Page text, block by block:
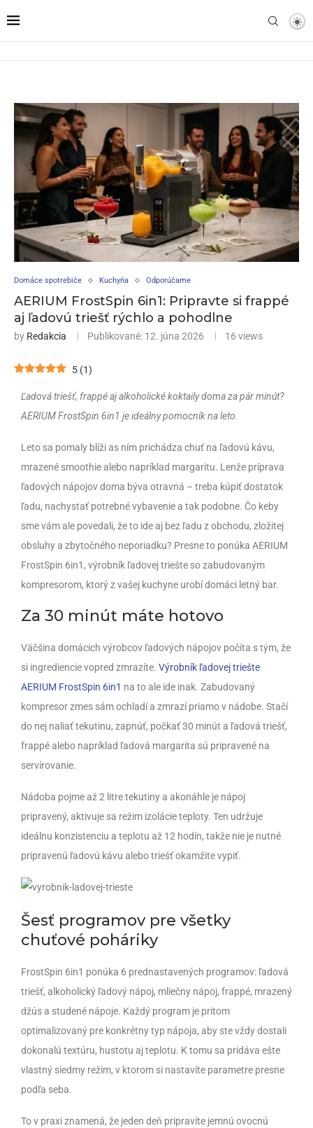
Domáce spotrebiče Kuchyňa Odporúčame
AERIUM FrostSpin 6in1: Pripravte si frappé
aj ľadovú triešť rýchlo a pohodlne
by Redakcia Publikované: 12. júna 2026 16 views
5 (1)
Ľadovátriešť, frappé aj alkoholické koktaily doma za pár minút?
AERIUM FrostSpin 6in1 je ideálny pomocník na leto.
Leto sa pomaly blíži as ním prichádza chuť na ľadovú kávu,
mrazené smoothie alebo napríklad margaritu. Lenže príprava
ľadových nápojov doma býva otravná – treba kúpiť dostatok
ľadu, nachystať potrebné vybavenie a tak podobne. Čo keby
sme vám ale povedali, že to ide aj bez ľadu z obchodu, zložitej
obsluhy a zbytočného neporiadku? Presne to ponúka AERIUM
FrostSpin 6in1, výrobník ľadovej triešte so zabudovaným
kompresorom, ktorý z vašej kuchyne urobí domáci letný bar.
Za 30 minút máte hotovo
Väčšina domácich výrobcov ľadových nápojov počíta s tým, že
si ingrediencie vopred zmrazíte. Výrobník ľadovej triešte
AERIUM FrostSpin 6in1 na to ale ide inak. Zabudovaný
kompresor zmes sám ochladí a zmrazí priamo v nádobe. Stačí
do nej naliať tekutinu, zapnúť, počkať 30 minút a ľadová triešť,
frappé alebo napríklad ľadová margarita sú pripravené na
servírovanie.
Nádoba pojme až 2 litre tekutiny a akonáhle je nápoj
pripravený, aktivuje sa režim izolácie teploty. Ten udržuje
ideálnu konzistenciu a teplotu až 12 hodín, takže nie je nutné
pripravenú ľadovú kávu alebo triešť okamžite vypiť.
Šesť programov pre všetky
chuťové poháriky
FrostSpin 6in1 ponúka 6 prednastavených programov: ľadová
triešť, alkoholický ľadový nápoj, mliečny nápoj, frappé, mrazený
džús a studené nápoje. Každý program je pritom
optimalizovaný pre konkrétny typ nápoja, aby ste vždy dostali
dokonalú textúru, hustotu aj teplotu. K tomu sa pridáva ešte
vlastný siedmy režim, v ktorom si nastavíte parametre presne
podľa seba.
To v praxi znamená, že jeden deň pripravíte jemnú ovocnú